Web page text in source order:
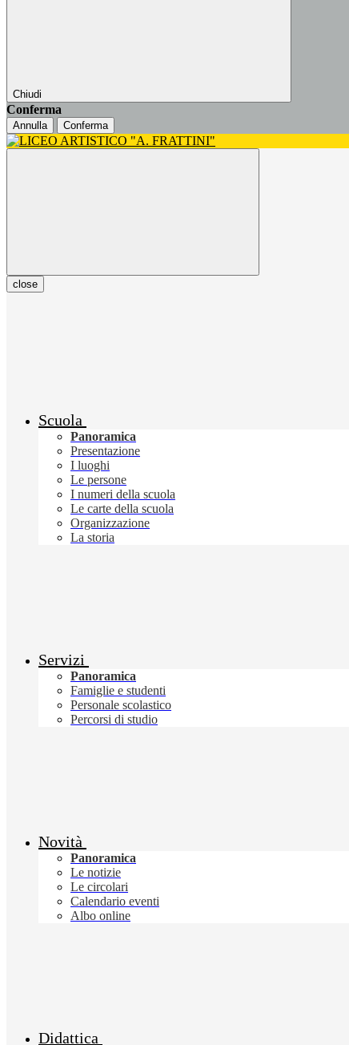
Chiudi
Conferma
Annulla Conferma
close
Scuola
Panoramica
Presentazione
I luoghi
Le persone
I numeri della scuola
Le carte della scuola
Organizzazione
La storia
Servizi
Panoramica
Famiglie e studenti
Personale scolastico
Percorsi di studio
Novità
Panoramica
Le notizie
Le circolari
Calendario eventi
Albo online
Didattica